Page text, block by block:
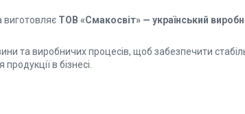
виготовляє ТОВ «Смакосвіт» — український
та виробничих процесів, щоб забезпечити
в бізнесі.